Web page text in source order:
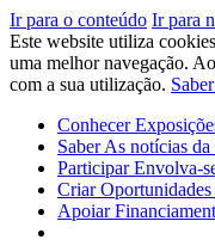
Ir para o conteúdo Ir para
Este website utiliza
uma melhor navegação.
com a sua utilização.
Conhecer
SaberAs notícias da
ParticiparEnvolva-
Criar
Apoiar